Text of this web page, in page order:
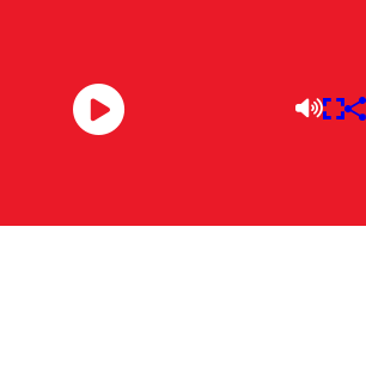
Descarga la APP